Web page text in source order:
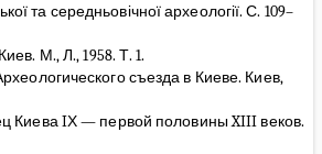
та середньовічної археології. С. 109–
М., Л., 1958. Т. 1.
съезда в Киеве. Киев,
Киева IХ — первой половины XIII веков.